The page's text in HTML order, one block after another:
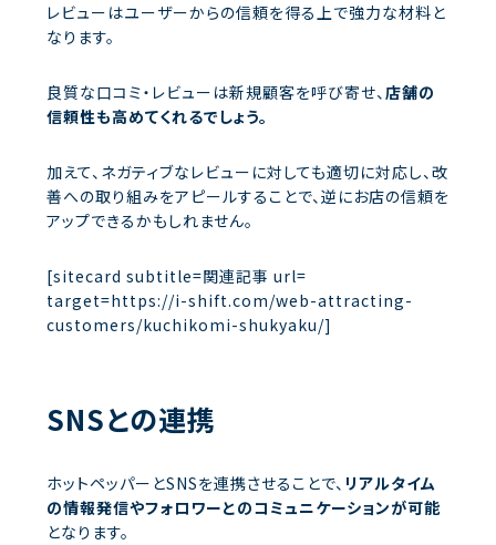
レビューはユーザーからの信頼を得る上で強力な材料と
なります。
良質な口コミ・レビューは新規顧客を呼び寄せ、店舗の
信頼性も高めてくれるでしょう。
加えて、ネガティブなレビューに対しても適切に対応し、改
善への取り組みをアピールすることで、逆にお店の信頼を
アップできるかもしれません。
[sitecard subtitle=関連記事 url=
target=https://i-shift.com/web-attracting-
customers/kuchikomi-shukyaku/]
SNSとの連携
ホットペッパーとSNSを連携させることで、 リアルタイム
の情報発信やフォロワーとのコミュニケーションが可能
となります。